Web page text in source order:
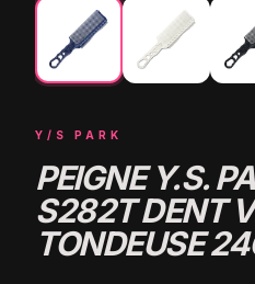
NOUVEAU
Y/S PARK
PEIGNE Y.S.
S282T DENT
TONDEUSE